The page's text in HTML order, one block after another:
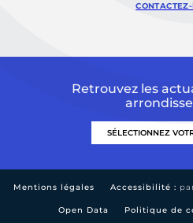
Retrouvez les
Mentions légales Accessibilité :
Open Data Politique de